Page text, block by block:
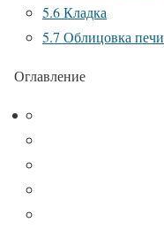
5.6Кладка
5.7 Облицовка печи
Оглавление